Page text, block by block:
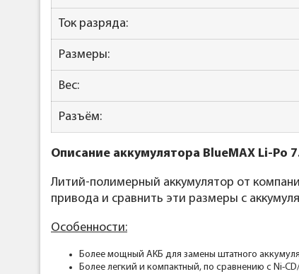
Ток разряда:
Размеры:
Вес:
Разъём:
Описание аккумулятора BlueMAX Li-Po
Литий-полимерный аккумулятор от
привода и сравнить эти размеры с
Особенности:
Более мощный АКБ для замены штатного
Более легкий и компактный, по сравнению с Ni-